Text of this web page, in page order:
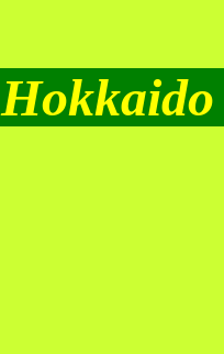
Hokkaido